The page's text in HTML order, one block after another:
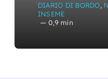
DIARIO DI BORDO,
INSEME
— 0,9 min